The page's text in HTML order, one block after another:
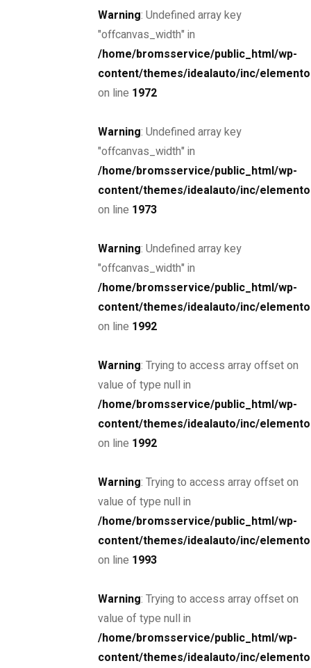
Warning: Undefined array key
"offcanvas_width" in
/home/bromsservice/public_html/wp-
content/themes/idealauto/inc/
on line 1972
Warning: Undefined array key
"offcanvas_width" in
/home/bromsservice/public_html/wp-
content/themes/idealauto/inc/
on line 1973
Warning: Undefined array key
"offcanvas_width" in
/home/bromsservice/public_html/wp-
content/themes/idealauto/inc/
on line 1992
Warning: Trying to access array offset on
value of type null in
/home/bromsservice/public_html/wp-
content/themes/idealauto/inc/
on line 1992
Warning: Trying to access array offset on
value of type null in
/home/bromsservice/public_html/wp-
content/themes/idealauto/inc/
on line 1993
Warning: Trying to access array offset on
value of type null in
/home/bromsservice/public_html/wp-
content/themes/idealauto/inc/
REPARATIONER & SERVICE AV TUNGA FORDON I
UMEÅ
Ombyggnation av lastbilar
Ombyggnation av lastbilar
Specialiserad ombyggnad av
lastbilar i Umeå
Välkommen till vår serviceverkstad i Umeå, där vi
enligt dina unika behov och önskemål. Med en passion
för innovation och teknik samt lång erfarenhet, kan vi
garantera kvalitativa ombyggnationer som höjer lastbilens
prestanda och funktionalitet.